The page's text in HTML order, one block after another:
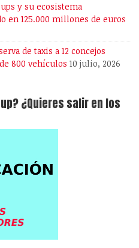
y su ecosistema
en 125.000 millones de euros
de taxis a 12 concejos
800 vehículos 10 julio, 2026
los